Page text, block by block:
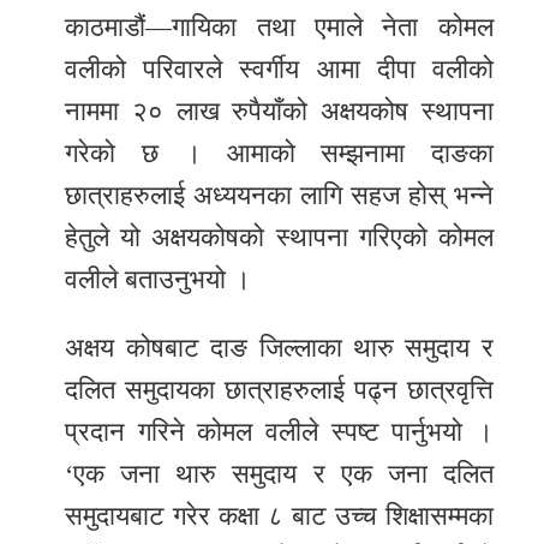
साहित्य
नमोबुद्ध
English
काठमाडौं—गायिका तथा एमाले नेता कोमल
वलीको परिवारले स्वर्गीय आमा दीपा वलीको
नाममा २० लाख रुपैयाँको अक्षयकोष स्थापना
गरेको छ । आमाको सम्झनामा दाङका
छात्राहरुलाई अध्ययनका लागि सहज होस् भन्ने
हेतुले यो अक्षयकोषको स्थापना गरिएको कोमल
वलीले बताउनुभयो ।
अक्षय कोषबाट दाङ जिल्लाका थारु समुदाय र
दलित समुदायका छात्राहरुलाई पढ्न छात्रवृत्ति
प्रदान गरिने कोमल वलीले स्पष्ट पार्नुभयो ।
‘एक जना थारु समुदाय र एक जना दलित
समुदायबाट गरेर कक्षा ८ बाट उच्च शिक्षासम्मका